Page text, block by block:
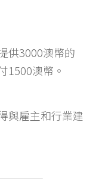
供3000澳幣的
1500澳幣。
與雇主和行業建